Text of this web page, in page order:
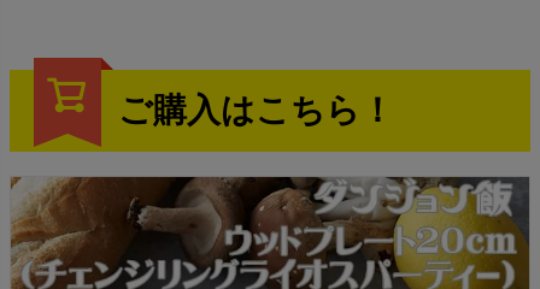
ご購入はこちら！